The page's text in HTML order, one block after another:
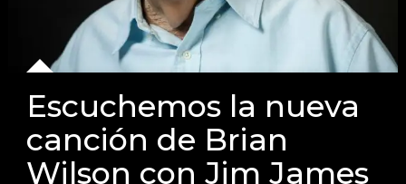
Escuchemos la nueva
canción de Brian
Wilson con Jim James